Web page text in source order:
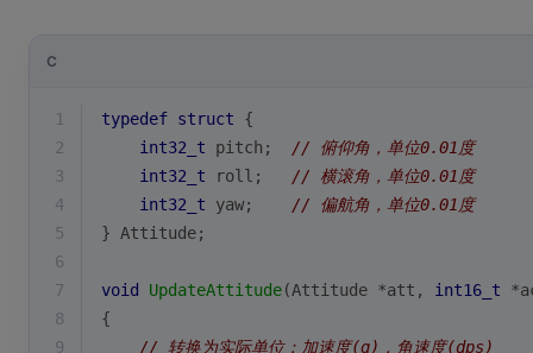
C
1 typedef struct {
2
int32_t pitch; // 俯仰角，单位0.01度
3
int32_t roll; // 横滚角，单位0.01度
4
int32_t yaw; // 偏航角，单位0.01度
5
} Attitude;
6
7
void UpdateAttitude(Attitude *att, int16_t
8
{
9
// 转换为实际单位：加速度(g)，角速度(dps)